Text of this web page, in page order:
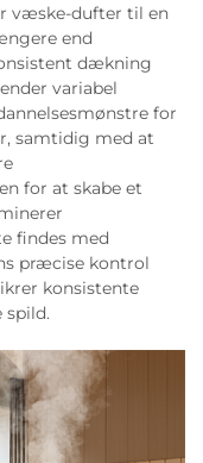
væske-dufter til en
end
dækning
variabel
for
samtidig med at
for at skabe et
findes med
præcise kontrol
konsistente